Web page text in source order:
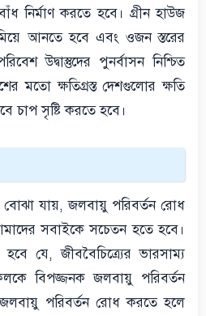
নির্মাণ করতে হবে। গ্রীন হাউজ
আনতে হবে এবং ওজন স্তরের
উদ্বাস্তুদের পুনর্বাসন নিশ্চিত
মতো ক্ষতিগ্রস্ত দেশগুলোর ক্ষতি
চাপ সৃষ্টি করতে হবে।
বোঝা যায়, জলবায়ু পরিবর্তন রোধ
সবাইকে সচেতন হতে হবে।
যে, জীববৈচিত্র্যের ভারসাম্য
বিপজ্জনক জলবায়ু পরিবর্তন
পরিবর্তন রোধ করতে হলে